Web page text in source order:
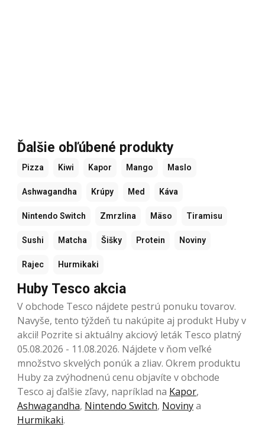
Ďalšie obľúbené produkty
Pizza Kiwi Kapor Mango Maslo
Ashwagandha Krúpy Med Káva
Nintendo Switch Zmrzlina Mäso Tiramisu
Sushi Matcha Šišky Protein Noviny
Rajec Hurmikaki
Huby Tesco akcia
V obchode Tesco nájdete pestrú ponuku tovarov.
Navyše, tento týždeň tu nakúpite aj produkt Huby v
akcii! Pozrite si aktuálny akciový leták Tesco platný
05.08.2026 - 11.08.2026. Nájdete v ňom veľké
množstvo skvelých ponúk a zliav. Okrem produktu
Huby za zvýhodnenú cenu objavíte v obchode
Tesco aj ďalšie zľavy, napríklad na Kapor,
Ashwagandha, Nintendo Switch, Novinya
Hurmikaki.